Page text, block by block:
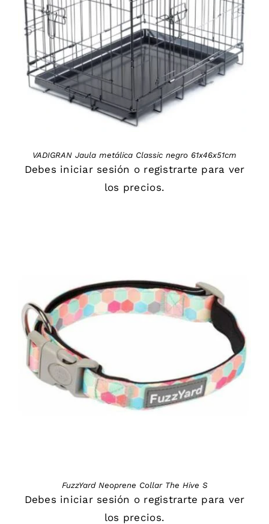
DETAILS
VADIGRAN Jaula metálica Classic negro 61x46x51cm
Debes iniciar sesión o registrarte para ver
los precios.
FuzzYard Neoprene Collar The Hive S
Debes iniciar sesión o registrarte para ver
los precios.